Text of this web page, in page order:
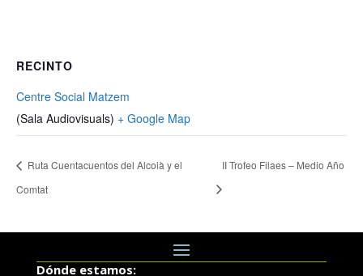
RECINTO
Centre Social Matzem
(Sala Audiovisuals) + Google Map
Ruta Cuentacuentos del Alcoià y el
Comtat
II Trofeo Filaes – Medio Año
Dónde estamos: